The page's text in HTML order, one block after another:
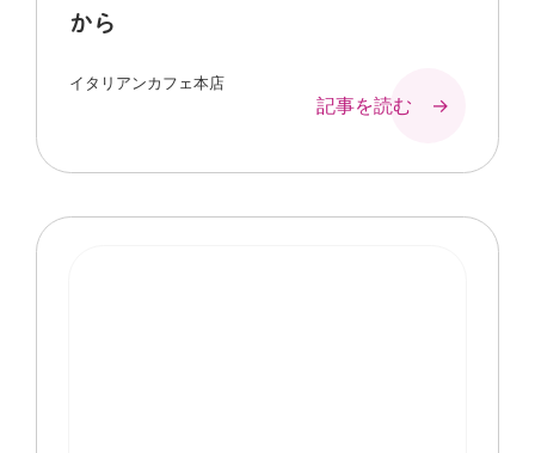
から
イタリアンカフェ本店
記事を読む →